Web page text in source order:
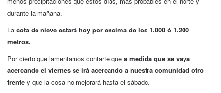
durante la mañana.
La cota de nieve estará hoy por encima de los 1.000 ó 1.200
metros.
Por cierto que lamentamos contarte que a medida que se vaya
acercando el viernes se irá acercando a nuestra comunidad otro
frente y que la cosa no mejorará hasta el sábado.